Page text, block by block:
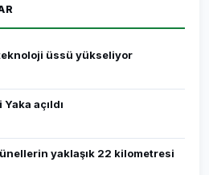
üssü yükseliyor
açıldı
yaklaşık 22 kilometresi